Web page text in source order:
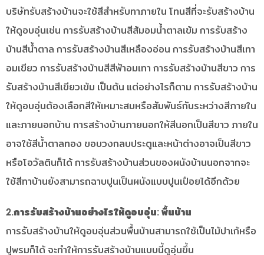
บริษัทรับสร้างบ้านจะใช้สีสำหรับทาภายใน โทนสีที่จะรับสร้างบ้าน
ให้ดูอบอุ่นเช่น การรับสร้างบ้านสีส้มอมน้ำตาลเข้ม การรับสร้าง
บ้านสีน้ำตาล การรับสร้างบ้านสีเหลืองอ่อน การรับสร้างบ้านสีเทา
อมเขียว การรับสร้างบ้านสีสีฟ้าอมเทา การรับสร้างบ้านสีขาว การ
รับสร้างบ้านสีเขียวเข้ม เป็นต้น แต่อย่างไรก็ตาม การรับสร้างบ้าน
ให้ดูอบอุ่นต้องเลือกสีให้เหมาะสมหรือสัมพันธ์กันระหว่างสีภายใน
และภายนอกบ้าน การสร้างบ้านภายนอกให้สีนอกเป็นสีขาว ภายใน
อาจใช้สีน้ำตาลทอง ขอบวงกลบประตูและหน้าต่างอาจเป็นสีขาว
หรือโอวัลตินก็ได้ การรับสร้างบ้านส่วนของผนังบ้านนอกจากจะ
ใช้สีทาบ้านยังสามารถฉาบปูนเป็นผนังแบบปูนเปือยได้อีกด้วย
2.การรับสร้างบ้านอย่างไรให้ดูอบอุ่น: พื้นบ้าน
การรับสร้างบ้านให้ดูอบอุ่นส่วนพื้นบ้านสามารถใช้เป็นไม้ปาเก้หรือ
ปูพรมก็ได้ จะทำให้การรับสร้างบ้านแบบนี้ดูอุ่นขึ้น